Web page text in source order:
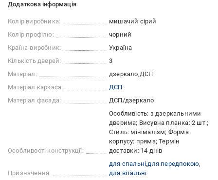
Додаткова інформація
Колір виробника:
мишачий сірий
Колір профілю:
чорний
Країна-виробник:
Україна
Кількість дверей:
3
Матеріал:
дзеркало ДСП
Матеріал каркаса:
ДСП
Матеріал фасада:
ДСП/дзеркало
Особливості конструкції:
Особливість: з дзеркальними
дверима; Висувна планка: 2 шт.;
Стиль: мінімалізм; Форма
корпусу: пряма; Термін
доставки: 14 днів
Призначення:
для спальні для передпокою
для вітальні